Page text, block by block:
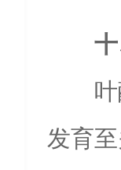
十
发育